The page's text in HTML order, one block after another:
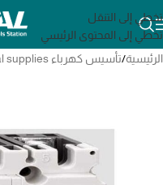
تخطي إلى التنقل
تخطي إلى المحتوى الرئيسي
الرئيسية/تأسيس كهرباء electrical supplies